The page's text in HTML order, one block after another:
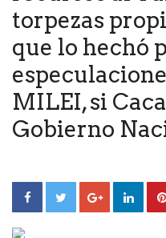
torpezas
que lo hechó
MILEI, si
Gobierno